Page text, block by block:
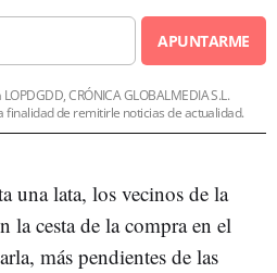
APUNTARME
CRÓNICA GLOBALMEDIA S.L.
finalidad de remitirle noticias de actualidad.
una lata, los vecinos de la
la cesta de la compra en el
más pendientes de las